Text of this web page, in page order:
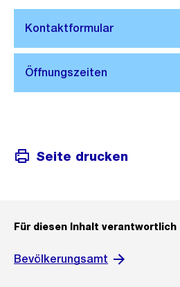
Seite drucken
Für diesen Inhalt verantwortlich
Bevölkerungsamt